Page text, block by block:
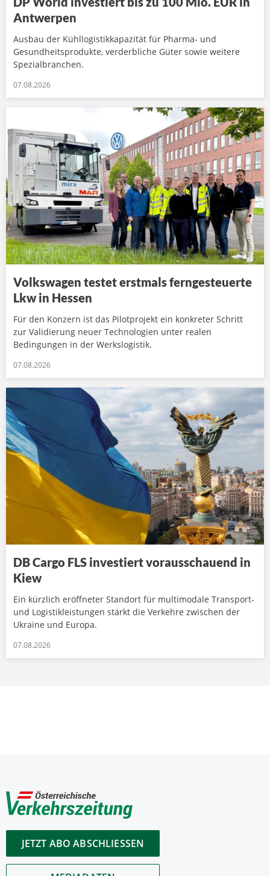
Antwerpen
Ausbau der Kühllogistikkapazität für Pharma- und
Gesundheitsprodukte, verderbliche Güter sowie weitere
Spezialbranchen.
07.08.2026
Volkswagen testet erstmals ferngesteuerte
Lkw in Hessen
Für den Konzern ist das Pilotprojekt ein konkreter Schritt
zur Validierung neuer Technologien unter realen
Bedingungen in der Werkslogistik.
07.08.2026
DB Cargo FLS investiert vorausschauend in
Kiew
Ein kürzlich eröffneter Standort für multimodale Transport-
und Logistikleistungen stärkt die Verkehre zwischen der
Ukraine und Europa.
07.08.2026
JETZT ABO ABSCHLIESSEN